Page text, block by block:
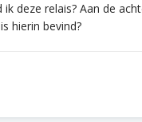
ik deze relais? Aan de
hierin bevind?